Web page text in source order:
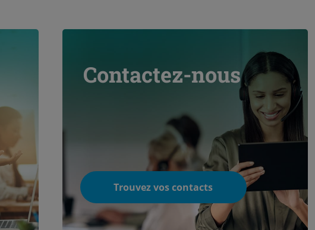
Contactez-nous
Trouvez vos contacts